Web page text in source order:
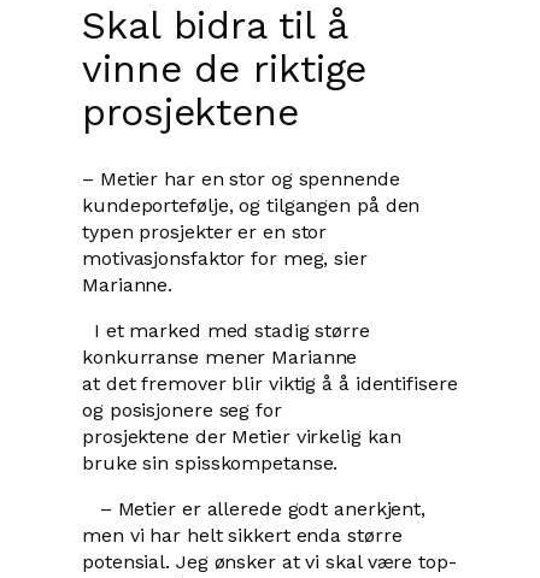
Skal bidra til å
vinne de riktige
prosjektene
– Metier har en stor og spennende
kundeportefølje, og tilgangen på den
typen prosjekter er en stor
motivasjonsfaktor for meg, sier
Marianne.
I et marked med stadig større
konkurranse mener Marianne
at det fremover blir viktig å å identifisere
og posisjonere seg for
prosjektene der Metier virkelig kan
bruke sin spisskompetanse.
– Metier er allerede godt anerkjent,
men vi har helt sikkert enda større
potensial. Jeg ønsker at vi skal være top-